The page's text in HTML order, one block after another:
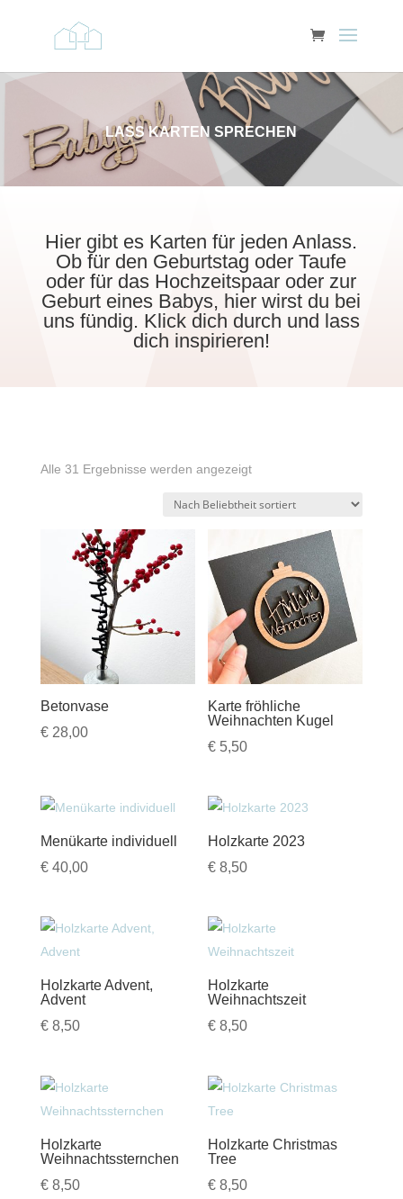
LASS KARTEN SPRECHEN
Hier gibt es Karten für jeden Anlass.
Ob für den Geburtstag oder Taufe
oder für das Hochzeitspaar oder zur
Geburt eines Babys, hier wirst du bei
uns fündig. Klick dich durch und lass
dich inspirieren!
Alle 31 Ergebnisse werden angezeigtNach
sortiert
Betonvase
€28,00
Karte fröhliche
Weihnachten Kugel
€ 5,50
Menükarte individuell
€40,00
Holzkarte 2023
€ 8,50
Holzkarte Advent,
Advent
€8,50
Holzkarte
Weihnachtszeit
€ 8,50
Holzkarte
Weihnachtssternchen
€8,50
Holzkarte Christmas
Tree
€ 8,50